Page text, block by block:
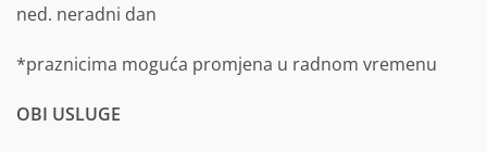
ned. neradni dan
*praznicima moguća promjena u radnom vremenu
OBI USLUGE